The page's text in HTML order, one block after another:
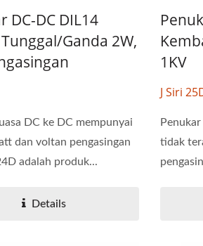
DC-DC DIL14
Ganda 2W,
DC ke DC mempunyai
dan voltan pengasingan
adalah produk...
Details
1KV
J Siri
tidak